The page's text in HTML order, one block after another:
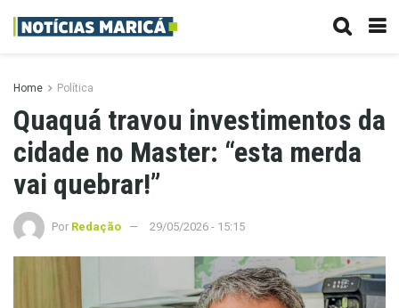
Home Política
Quaquá travou investimentos da
cidade no Master: “esta merda
vai quebrar!”
Por Redação 29/05/2026 - 15:15